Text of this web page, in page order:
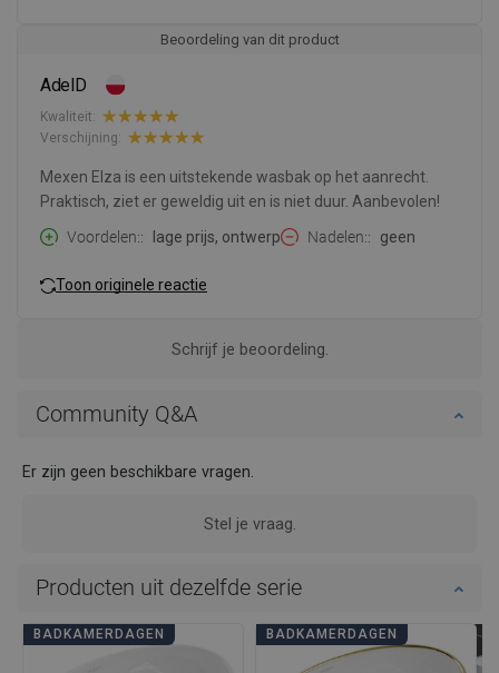
Beoordeling van dit product
AdelD
Kwaliteit:
Verschijning:
Mexen Elza is een uitstekende wasbak op het aanrecht.
Praktisch, ziet er geweldig uit en is niet duur. Aanbevolen!
Voordelen:
lage prijs, ontwerp Nadelen: geen
Toon originele reactie
Schrijf je beoordeling.
Community Q&A
Er zijn geen beschikbare vragen.
Stel je vraag.
Producten uit dezelfde serie
BADKAMERDAGEN BADKAMERDAGEN